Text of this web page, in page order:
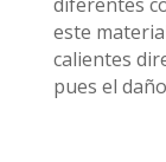
este
calientes
pues el